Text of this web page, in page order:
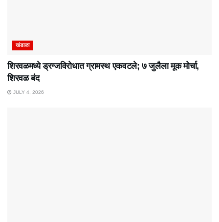
खंडाळा
शिरवळमध्ये ड्रग्जविरोधात ग्रामस्थ एकवटले; ७ जुलैला मूक मोर्चा,
शिरवळ बंद
JULY 4, 2026